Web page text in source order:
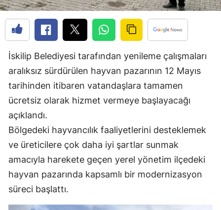
Eskişehir
Gaziantep
Giresun
Gümüşhane
Hatay
Isparta
Mersin
İskilip Belediyesi tarafından yenileme çalışmaları
aralıksız sürdürülen hayvan pazarının 12 Mayıs
tarihinden itibaren vatandaşlara tamamen
ücretsiz olarak hizmet vermeye başlayacağı
açıklandı.
Bölgedeki hayvancılık faaliyetlerini desteklemek
ve üreticilere çok daha iyi şartlar sunmak
amacıyla harekete geçen yerel yönetim ilçedeki
hayvan pazarında kapsamlı bir modernizasyon
süreci başlattı.